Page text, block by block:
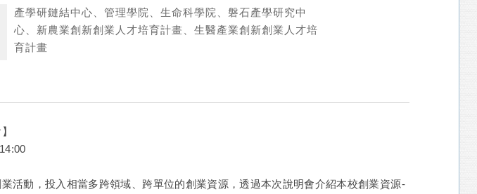
產學研鏈結中心、管理學院、生命科學院、磐石產學研究中
心、新農業創新創業人才培育計畫、生醫產業創新創業人才培
育計畫
活動，投入相當多跨領域、跨單位的創業資源，透過本次說明會介紹本校創業資源-